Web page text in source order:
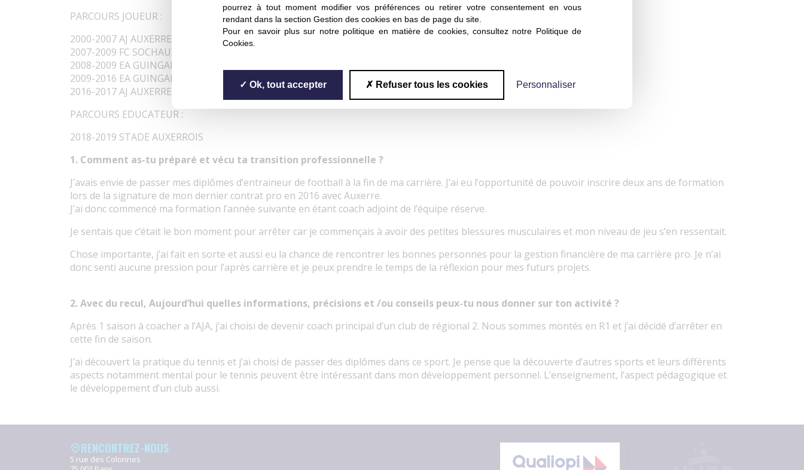
pourrez à tout moment modifier vos préférences ou retirer votre consentement en vous
rendant dans la section Gestion des cookies en bas de page du site.
Pour en savoir plus sur notre politique en matière de cookies, consultez notre Politique de
Cookies
Ok, tout accepter Refuser tous les cookies Personnaliser
PARCOURS JOUEUR :
2000-2007 AJ AUXERRE
2007-2009 FC SOCHAUX
2008-2009 EA GUINGAMP (PRET)
2009-2016 EA GUINGAMP
2016-2017 AJ AUXERRE
PARCOURS EDUCATEUR :
2018-2019 STADE AUXERROIS
1. Comment as-tu préparé et vécu ta transition professionnelle ?
J’avais envie de passer mes diplômes d’entraineur de football à la fin de ma carrière. J’ai eu l’opportunité de pouvoir inscrire deux ans de formation
lors de la signature de mon dernier contrat pro en 2016 avec Auxerre.
J’ai donc commencé ma formation l’année suivante en étant coach adjoint de l’équipe réserve.
Je sentais que c’était le bon moment pour arrêter car je commençais à avoir des petites blessures musculaires et mon niveau de jeu s’en ressentait.
Chose importante, j’ai fait en sorte et aussi eu la chance de rencontrer les bonnes personnes pour la gestion financière de ma carrière pro. Je n’ai
donc senti aucune pression pour l’après carrière et je peux prendre le temps de la réflexion pour mes futurs projets.
2. Avec du recul, Aujourd’hui quelles informations, précisions et /ou conseils peux-tu nous donner sur ton activité ?
Après 1 saison à coacher a l’AJA, j’ai choisi de devenir coach principal d’un club de régional 2. Nous sommes montés en R1 et j’ai décidé d’arrêter en
cette fin de saison.
J’ai découvert la pratique du tennis et j’ai choisi de passer des diplômes dans ce sport. Je pense que la découverte d’autres sports et leurs différents
aspects notamment mental pour le tennis peuvent être intéressant dans mon développement personnel. L’enseignement, l’aspect pédagogique et
le développement d’un club aussi.
RENCONTREZ-NOUS
5 rue des Colonnes